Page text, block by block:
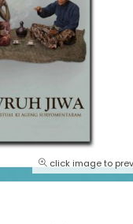
click image to